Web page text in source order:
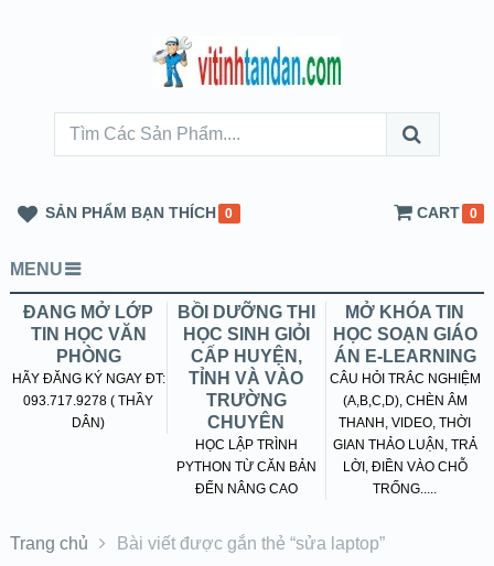
SẢN PHẨM BẠN THÍCH 0 CART 0
MENU
ĐANG MỞ LỚP
TIN HỌC VĂN
PHÒNG
HÃY ĐĂNG KÝ NGAY ĐT:
093.717.9278 ( THẦY
DÂN)
BỒI DƯỠNG THI
HỌC SINH GIỎI
CẤP HUYỆN,
TỈNH VÀ VÀO
TRƯỜNG
CHUYÊN
HỌC LẬP TRÌNH
PYTHON TỪ CĂN BẢN
ĐẾN NÂNG CAO
MỞ KHÓA TIN
HỌC SOẠN GIÁO
ÁN E-LEARNING
CÂU HỎI TRẮC NGHIỆM
(A,B,C,D), CHÈN ÂM
THANH, VIDEO, THỜI
GIAN THẢO LUẬN, TRẢ
LỜI, ĐIỀN VÀO CHỖ
TRỐNG.....
Trang chủ Bài viết được gắn thẻ “sửa laptop”